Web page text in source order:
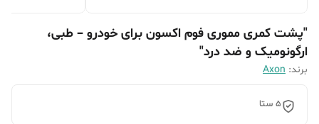
"پشت کمری مموری فوم اکسون برای خودرو – طبی،
ارگونومیک و ضد درد"
برند: Axon
5 ستا